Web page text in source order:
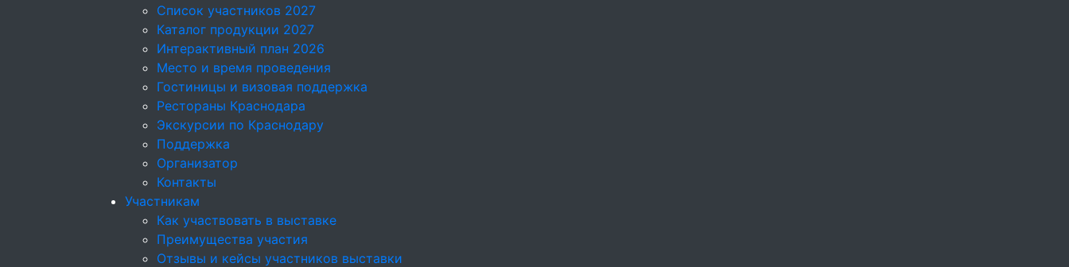
Список участников 2027
Каталог продукции 2027
Интерактивный план 2026
Место и время проведения
Гостиницы и визовая поддержка
Рестораны Краснодара
Экскурсии по Краснодару
Поддержка
Организатор
Контакты
Участникам
Как участвовать в выставке
Преимущества участия
Отзывы и кейсы участников выставки